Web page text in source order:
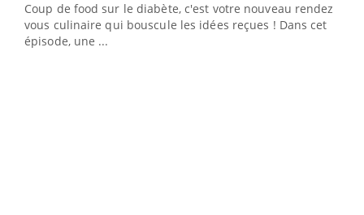
Coup de food sur le diabète, c'est votre nouveau rendez-
vous culinaire qui bouscule les idées reçues ! Dans cet
épisode, une ...